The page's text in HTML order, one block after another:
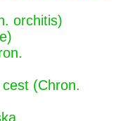
orchitis)
(Chron.